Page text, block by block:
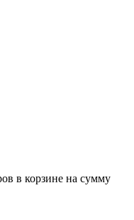
в корзине на сумму